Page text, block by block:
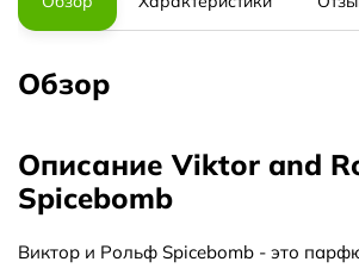
Обзор
Описание Viktor and
Spicebomb
Виктор и Рольф Spicebomb - это